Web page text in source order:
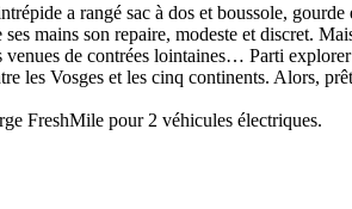
a rangé sac à dos et boussole,
mains son repaire, modeste et discret.
de contrées lointaines… Parti
les Vosges et les cinq continents. Alors,
FreshMile pour 2 véhicules électriques.